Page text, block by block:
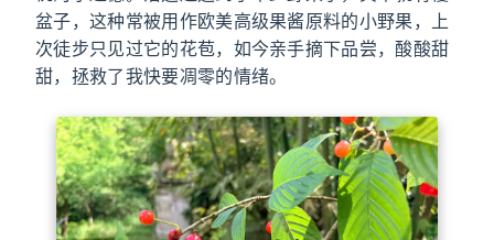
盆子，这种常被用作欧美高级果酱原料的小野果，上
次徒步只见过它的花苞，如今亲手摘下品尝，酸酸甜
甜，拯救了我快要凋零的情绪。